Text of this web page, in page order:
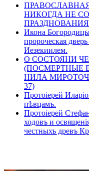
НИКОГДА НЕ
Икона
пророческая
Иезекиилем.
О СОСТОЯНИ
(ПОСМЕРТНЫЕ
НИЛА
37)
Протоіерей
пѣвцамъ.
Протоіерей
ходовъ и
честныхъ древъ